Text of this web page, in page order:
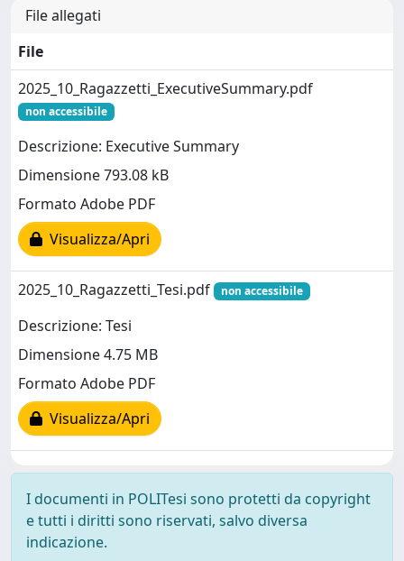
File allegati
File
2025_10_Ragazzetti_ExecutiveSummary.pdf
non accessibile
Descrizione: Executive Summary
Dimensione 793.08 kB
Formato Adobe PDF
Visualizza/Apri
2025_10_Ragazzetti_Tesi.pdf non accessibile
Descrizione: Tesi
Dimensione 4.75 MB
Formato Adobe PDF
Visualizza/Apri
I documenti in POLITesi sono protetti da copyright
e tutti i diritti sono riservati, salvo diversa
indicazione.